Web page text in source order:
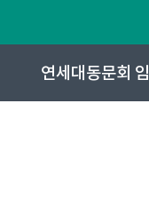
연세대동문회